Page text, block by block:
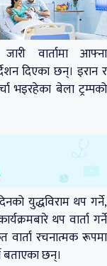
वार्तामा आफ्ना
दिएका छन्। इरान र
भइरहेका बेला ट्रम्पको
युद्धविराम थप गर्ने,
थप वार्ता गर्ने
वार्ता रचनात्मक रूपमा
बताएका छन्।